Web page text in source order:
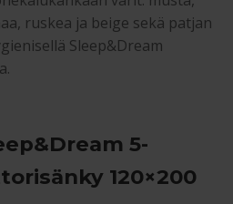
ruskea ja beige sekä patjan
Sleep&Dream
5-
120×200